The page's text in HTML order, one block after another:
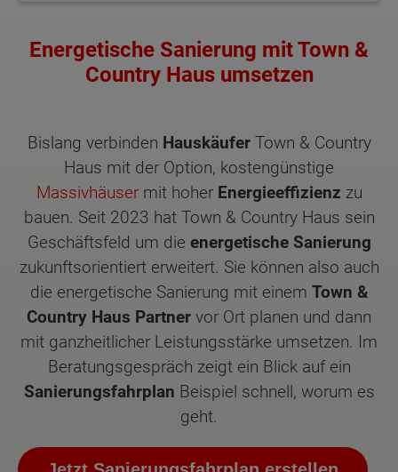
Energetische Sanierung mit Town &
Country Haus umsetzen
Bislang verbinden HauskäuferTown & Country
Haus mit der Option, kostengünstige
Massivhäuser mit hoher Energieeffizienz zu
bauen. Seit 2023 hat Town & Country Haus sein
Geschäftsfeld um die energetische Sanierung
zukunftsorientiert erweitert. Sie können also auch
die energetische Sanierung mit einem Town &
Country Haus Partner vor Ort planen und dann
mit ganzheitlicher Leistungsstärke umsetzen. Im
Beratungsgespräch zeigt ein Blick auf ein
Sanierungsfahrplan Beispiel schnell, worum es
geht.